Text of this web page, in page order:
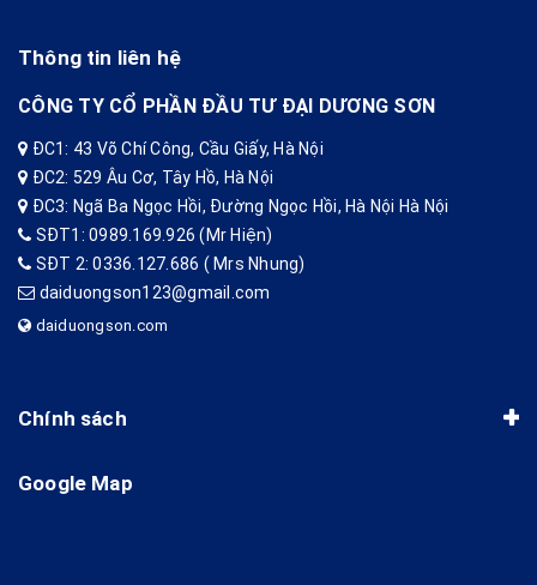
Thông tin liên hệ
CÔNG TY CỔ PHẦN ĐẦU TƯ ĐẠI DƯƠNG SƠN
ĐC1: 43 Võ Chí Công, Cầu Giấy, Hà Nội
ĐC2: 529 Âu Cơ, Tây Hồ, Hà Nội
ĐC3: Ngã Ba Ngọc Hồi, Đường Ngọc Hồi, Hà Nội Hà Nội
SĐT1: 0989.169.926 (Mr Hiện)
SĐT 2: 0336.127.686 ( Mrs Nhung)
daiduongson123@gmail.com
daiduongson.com
Chính sách
Google Map